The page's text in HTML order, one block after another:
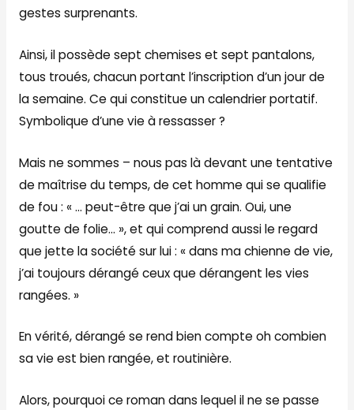
gestes surprenants.
Ainsi, il possède sept chemises et sept pantalons,
tous troués, chacun portant l’inscription d’un jour de
la semaine. Ce qui constitue un calendrier portatif.
Symbolique d’une vie à ressasser ?
Mais ne sommes – nous pas là devant une tentative
de maîtrise du temps, de cet homme qui se qualifie
de fou : « … peut-être que j’ai un grain. Oui, une
goutte de folie… », et qui comprend aussi le regard
que jette la société sur lui : « dans ma chienne de vie,
j’ai toujours dérangé ceux que dérangent les vies
rangées. »
En vérité, dérangé se rend bien compte oh combien
sa vie est bien rangée, et routinière.
Alors, pourquoi ce roman dans lequel il ne se passe